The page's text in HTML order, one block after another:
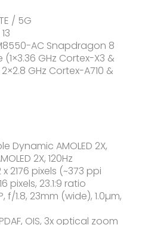
/ 5G
AC Snapdragon 8
GHz Cortex-X3 &
GHz Cortex-A710 &
Dynamic AMOLED 2X,
2X, 120Hz
x 2176 pixels (~373 ppi
pixels, 23.1:9 ratio
f/1.8, 23mm (wide), 1.0µm,
OIS, 3x optical zoom